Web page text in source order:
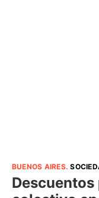
BUENOS AIRES.